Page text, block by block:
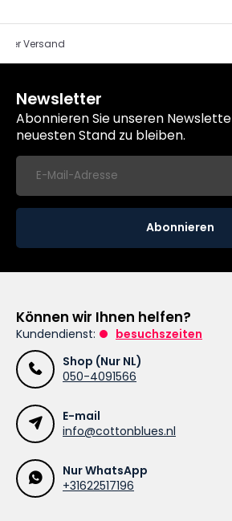
Versand
Newsletter
Abonnieren Sie unseren
neuesten Stand zu bleiben.
Abonnieren
Können wir Ihnen helfen?
Kundendienst:
besuchszeiten
Shop (Nur NL)
050-4091566
E-mail
info@cottonblues.nl
Nur WhatsApp
+31622517196